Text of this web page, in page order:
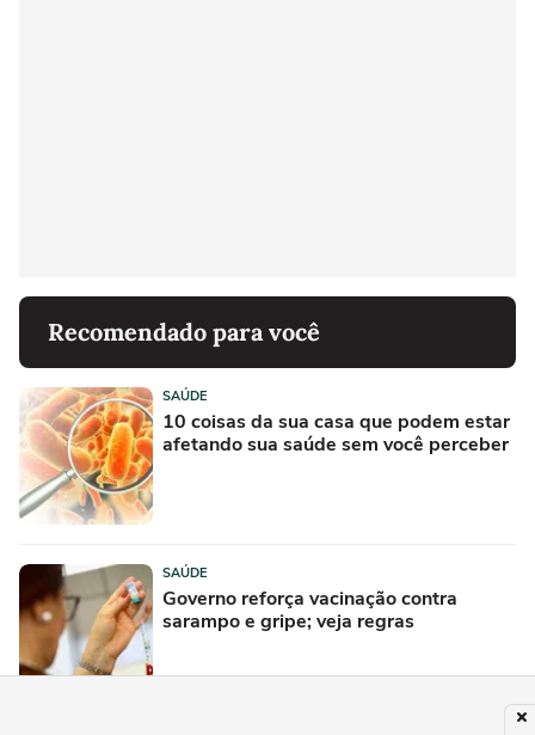
Recomendado para você
SAÚDE
10 coisas da sua casa que podem estar
afetando sua saúde sem você perceber
SAÚDE
Governo reforça vacinação contra
sarampo e gripe; veja regras